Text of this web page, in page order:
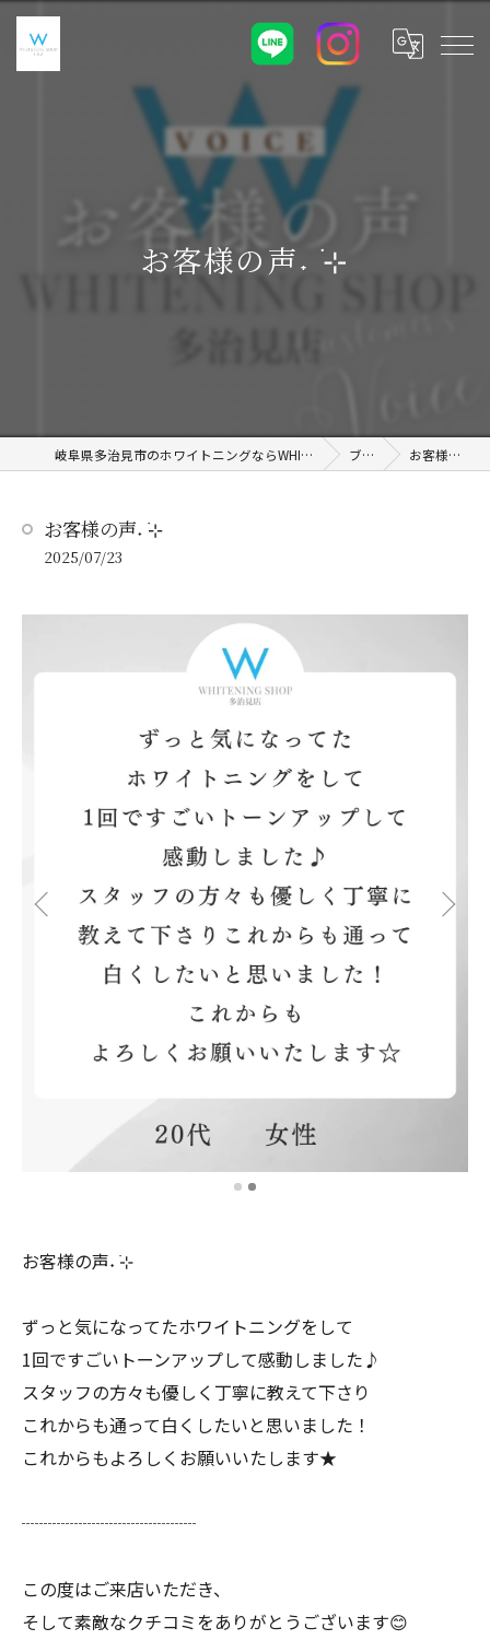
お客様の声˖ ࣪⊹
岐阜県多治見市のホワイトニングならWHITENING SHOP 土岐店 ブログ お客様の声˖ ࣪⊹
お客様の声˖ ࣪⊹
2025/07/23
お客様の声˖ ࣪⊹
ずっと気になってたホワイトニングをして
1回ですごいトーンアップして感動しました♪
スタッフの方々も優しく丁寧に教えて下さり
これからも通って白くしたいと思いました！
これからもよろしくお願いいたします★
┈┈┈┈┈┈┈┈┈┈
この度はご来店いただき、
そして素敵なクチコミをありがとうございます😊